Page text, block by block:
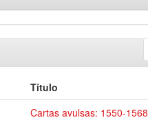
Título
Cartas avulsas: 1550-1568